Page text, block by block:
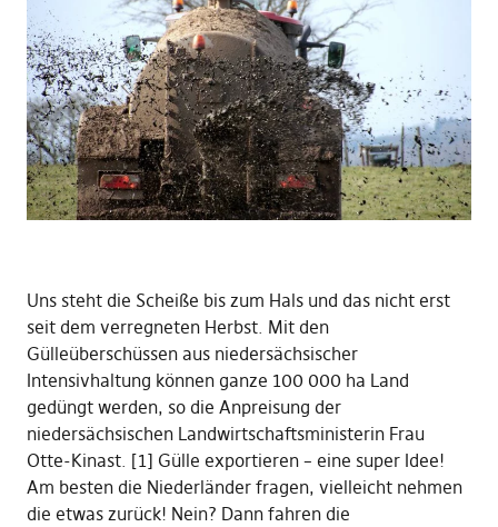
Uns steht die Scheiße bis zum Hals und das nicht erst
seit dem verregneten Herbst. Mit den
Gülleüberschüssen aus niedersächsischer
Intensivhaltung können ganze 100 000 ha Land
gedüngt werden, so die Anpreisung der
niedersächsischen Landwirtschaftsministerin Frau
Otte-Kinast. [1] Gülle exportieren – eine super Idee!
Am besten die Niederländer fragen, vielleicht nehmen
die etwas zurück! Nein? Dann fahren die